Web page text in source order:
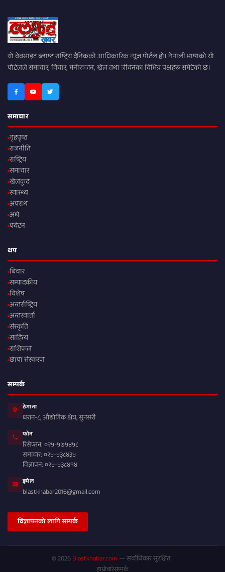
यो वेवसाइट ब्लाष्ट राष्ट्रिय दैनिकको आधिकारिक न्यूज पोर्टल हो। नेपाली भाषाको यो
पोर्टलले समाचार, विचार, मनोरञ्जन, खेल तथा जीवनका विभिन्न पक्षहरू समेटेको छ।
समाचार
गृहपृष्ठ
राजनीति
राष्ट्रिय
समाचार
खेलकुद
स्वास्थ्य
अपराध
अर्थ
पर्यटन
थप
बिचार
सम्पादकीय
विशेष
अन्तर्राष्ट्रिय
अन्तरवार्ता
संस्कृति
साहित्य
राशिफल
छापा संस्करण
सम्पर्क
ठेगाना
धरान-८, औद्योगिक क्षेत्र, सुनसरी
फोन
रिसेप्सन: ०२५-५७५४५८
समाचार: ०२५-५३८४३५
विज्ञापन: ०२५-५३८४१४
इमेल
blastkhabar2016@gmail.com
विज्ञापनको लागि सम्पर्क
© 2026Blastkhabar.com — सर्वाधिकार सुरक्षित।
हाम्रोबारेसम्पर्क